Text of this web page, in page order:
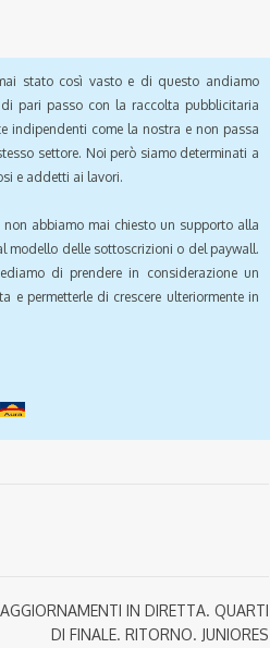
stato così vasto e di questo andiamo
pari passo con la raccolta pubblicitaria
indipendenti come la nostra e non passa
settore. Noi però siamo determinati a
e addetti ai lavori.
abbiamo mai chiesto un supporto alla
modello delle sottoscrizioni o del paywall.
di prendere in considerazione un
e permetterle di crescere ulteriormente in
AGGIORNAMENTI IN DIRETTA. QUARTI
DI FINALE. RITORNO. JUNIORES